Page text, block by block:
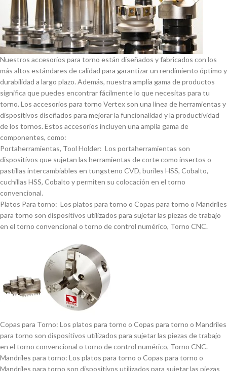
Nuestros accesorios para torno están diseñados y fabricados con los
más altos estándares de calidad para garantizar un rendimiento óptimo y
durabilidad a largo plazo. Además, nuestra amplia gama de productos
significa que puedes encontrar fácilmente lo que necesitas para tu
torno. Los accesorios para torno Vertex son una lí­nea de herramientas y
dispositivos diseñados para mejorar la funcionalidad y la productividad
de los tornos. Estos accesorios incluyen una amplia gama de
componentes, como:
Portaherramientas, Tool Holder: Los portaherramientas son
dispositivos que sujetan las herramientas de corte como insertos o
pastillas intercambiables en tungsteno CVD, buriles HSS, Cobalto,
cuchillas HSS, Cobalto y permiten su colocación en el torno
convencional.
Platos Para torno: Los platos para torno o Copas para torno o Mandriles
para torno son dispositivos utilizados para sujetar las piezas de trabajo
en el torno convencional o torno de control numérico, Torno CNC.
Copas para Torno: Los platos para torno o Copas para torno o Mandriles
para torno son dispositivos utilizados para sujetar las piezas de trabajo
en el torno convencional o torno de control numérico, Torno CNC.
Mandriles para torno: Los platos para torno o Copas para torno o
Mandriles para torno son dispositivos utilizados para sujetar las piezas